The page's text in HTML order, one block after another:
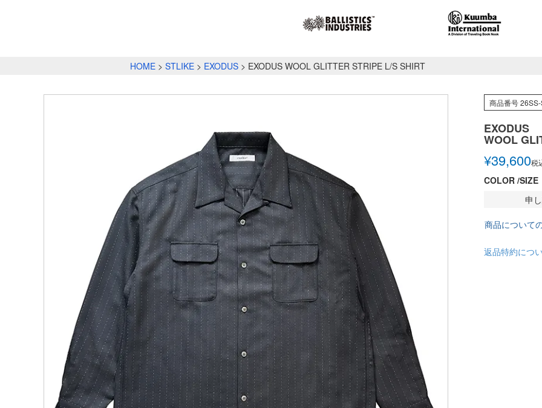
HOME STLIKE EXODUS EXODUS WOOL GLITTER STRIPE L/S SHIRT
商品番号
EXODUS
WOOL
¥39,600税
COLOR SIZE
申
商品について
返品特約につ